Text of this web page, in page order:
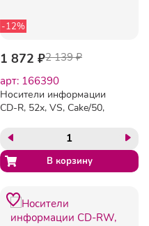
-12%
1 872 ₽2 139 ₽
арт: 166390
Носители информации
CD-R, 52x, VS, Cake/50,